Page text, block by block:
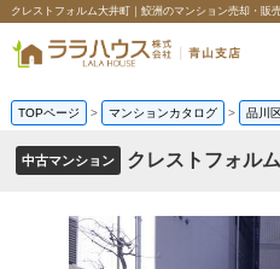
クレストフォルム大井町｜鮫洲のマンション売却・販
TOPページ > マンションカタログ > 品川
中古マンション クレストフォル